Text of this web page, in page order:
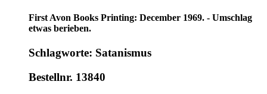
First Avon Books Printing: December 1969. - Umschlag
etwas berieben.
Schlagworte: Satanismus
Bestellnr. 13840